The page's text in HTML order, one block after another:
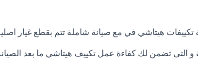
تكييفات هيتاشي في مع صيانة شاملة تتم بقطع غيار
و التى تضمن لك كفاءة عمل تكييف هيتاشي ما بعد